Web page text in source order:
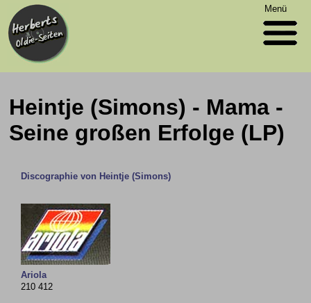
Menü
Heintje (Simons) - Mama -
Seine großen Erfolge (LP)
Discographie von Heintje (Simons)
Ariola
210 412